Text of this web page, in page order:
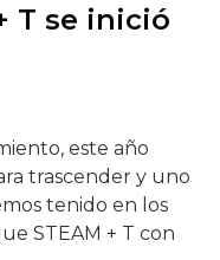
T se inició
este año
trascender y uno
tenido en los
STEAM + T con